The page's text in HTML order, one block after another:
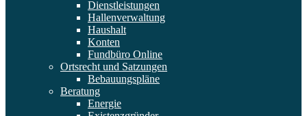
Dienstleistungen
Hallenverwaltung
Haushalt
Konten
Fundbüro Online
Ortsrecht und Satzungen
Bebauungspläne
Beratung
Energie